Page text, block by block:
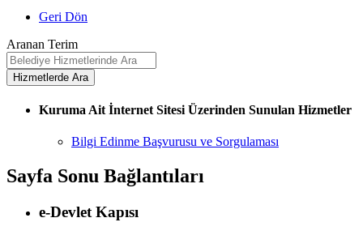
Geri Dön
Aranan Terim
Kuruma Ait İnternet Sitesi Üzerinden Sunulan Hizmetler
Bilgi Edinme Başvurusu ve Sorgulaması
Sayfa Sonu Bağlantıları
e-Devlet Kapısı